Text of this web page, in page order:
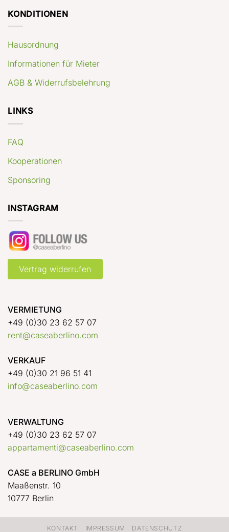
KONDITIONEN
Hausordnung
Informationen für Mieter
AGB & Widerrufsbelehrung
LINKS
FAQ
Kooperationen
Sponsoring
INSTAGRAM
Vertrag widerrufen
VERMIETUNG
+49 (0)30 23 62 57 07
rent@caseaberlino.com
VERKAUF
+49 (0)30 21 96 51 41
info@caseaberlino.com
VERWALTUNG
+49 (0)30 23 62 57 07
appartamenti@caseaberlino.com
CASE a BERLINO GmbH
Maaßenstr. 10
10777 Berlin
KONTAKT IMPRESSUM DATENSCHUTZ